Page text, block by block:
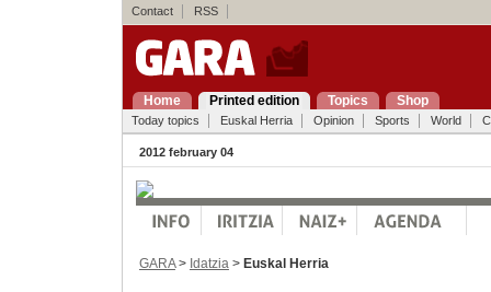
Contact RSS
Home Printed edition Topics Shop
Today topics Euskal Herria Opinion Sports World
2012 february 04
GARA> Idatzia > Euskal Herria